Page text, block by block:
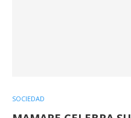
SOCIEDAD